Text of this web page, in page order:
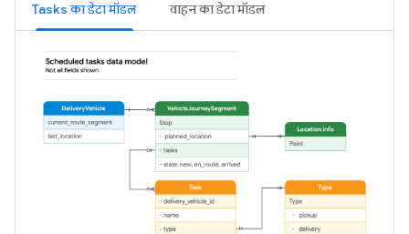
Tasks का डेटा मॉडल वाहन का डेटा मॉडल